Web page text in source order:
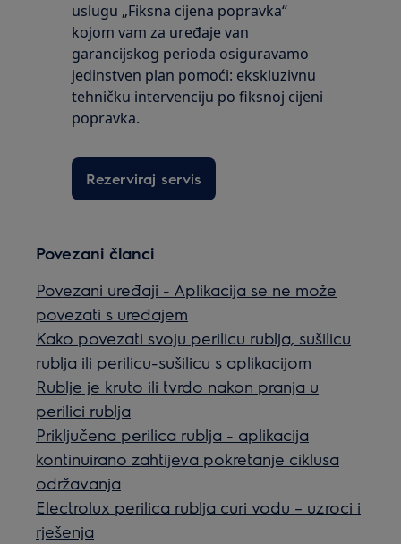
uslugu „Fiksna cijena popravka“
kojom vam za uređaje van
garancijskog perioda osiguravamo
jedinstven plan pomoći: ekskluzivnu
tehničku intervenciju po fiksnoj cijeni
popravka.
Rezerviraj servis
Povezani članci
Povezani uređaji - Aplikacija se ne može
povezati s uređajem
Kako povezati svoju perilicu rublja, sušilicu
rublja ili perilicu-sušilicu s aplikacijom
Rublje je kruto ili tvrdo nakon pranja u
perilici rublja
Priključena perilica rublja - aplikacija
kontinuirano zahtijeva pokretanje ciklusa
održavanja
Electrolux perilica rublja curi vodu – uzroci i
rješenja